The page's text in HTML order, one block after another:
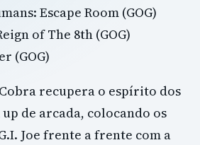
Escape Room (GOG)
of The 8th (GOG)
(GOG)
recupera o espírito dos
up de arcada, colocando os
Joe frente a frente com a